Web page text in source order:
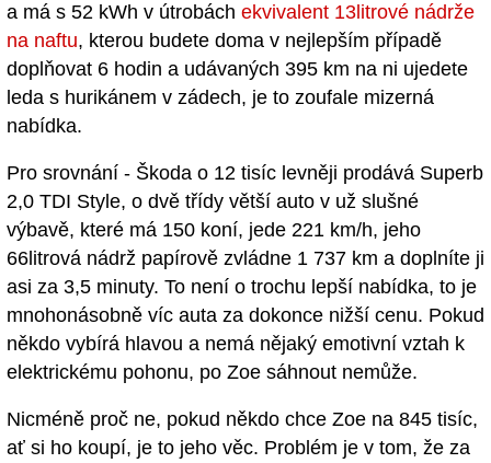
a má s 52 kWh v útrobách ekvivalent 13litrové nádrže
na naftu, kterou budete doma v nejlepším případě
doplňovat 6 hodin a udávaných 395 km na ni ujedete
leda s hurikánem v zádech, je to zoufale mizerná
nabídka.
Pro srovnání - Škoda o 12 tisíc levněji prodává Superb
2,0 TDI Style, o dvě třídy větší auto v už slušné
výbavě, které má 150 koní, jede 221 km/h, jeho
66litrová nádrž papírově zvládne 1 737 km a doplníte ji
asi za 3,5 minuty. To není o trochu lepší nabídka, to je
mnohonásobně víc auta za dokonce nižší cenu. Pokud
někdo vybírá hlavou a nemá nějaký emotivní vztah k
elektrickému pohonu, po Zoe sáhnout nemůže.
Nicméně proč ne, pokud někdo chce Zoe na 845 tisíc,
ať si ho koupí, je to jeho věc. Problém je v tom, že za